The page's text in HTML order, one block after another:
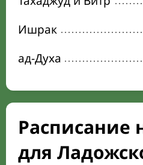
Ишрак
ад-Духа
Расписание
для